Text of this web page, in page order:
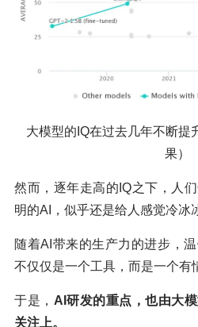
大模型的IQ在过去几年不断提
果）
然而，逐年走高的IQ之下，人
明的AI，似乎还是给人感觉冷冰
随着AI带来的生产力的进步，
不仅仅是一个工具，而是一个有
于是， AI研发的重点，也由大
关注上。